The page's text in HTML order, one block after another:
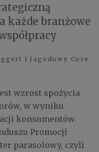
każde branżowe
i Jagodowy Core
wzrost spożycia
w wyniku
konsumentów.
Promocji
parasolowy, czyli